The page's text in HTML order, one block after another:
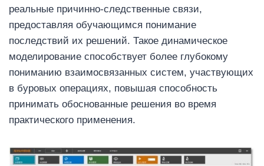
реальные причинно-следственные связи,
предоставляя обучающимся понимание
последствий их решений. Такое динамическое
моделирование способствует более глубокому
пониманию взаимосвязанных систем, участвующих
в буровых операциях, повышая способность
принимать обоснованные решения во время
практического применения.